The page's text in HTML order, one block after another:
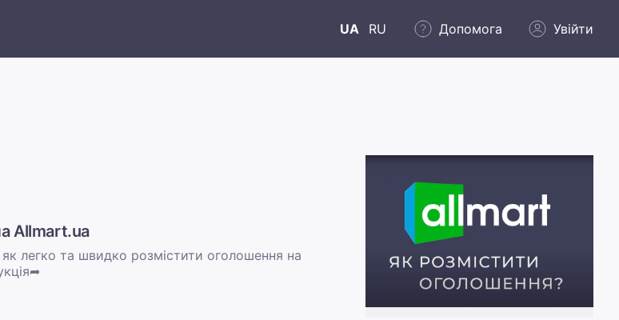
UA RU Допомога Увійти
Allmart.ua
легко та швидко розмістити оголошення на